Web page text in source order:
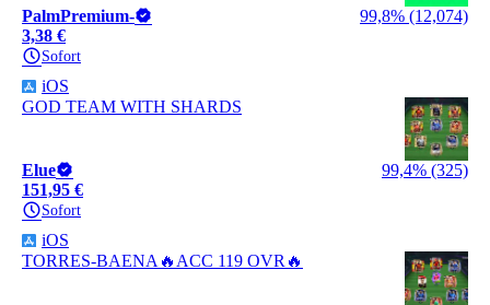
PalmPremium-
99,8% (12,074)
3,38 €
Sofort
iOS
GOD TEAM WITH SHARDS
Elue
99,4% (325)
151,95 €
Sofort
iOS
TORRES-BAENA🔥ACC 119 OVR🔥